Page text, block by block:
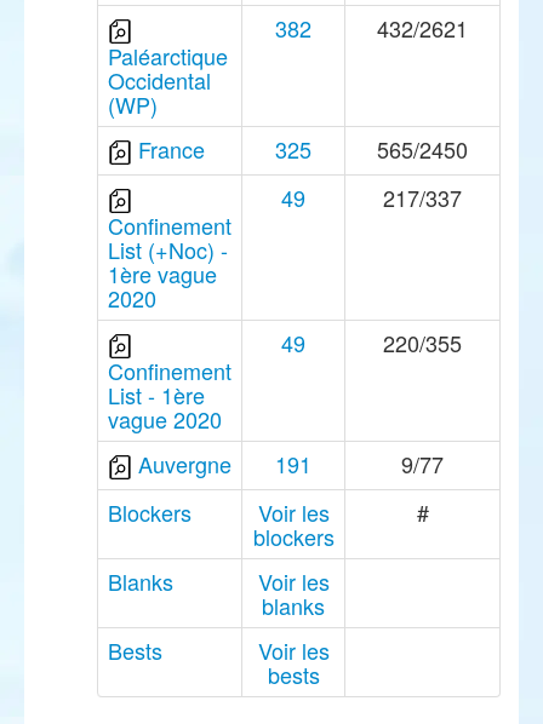
Paléarctique
Occidental
(WP)
382 432/2621
France 325 565/2450
Confinement
List (+Noc) -
1ère vague
2020
49 217/337
Confinement
List - 1ère
vague 2020
49 220/355
Auvergne 191
9/77
Blockers
Voir les
blockers
#
Blanks Voir les
blanks
Bests
Voir les
bests